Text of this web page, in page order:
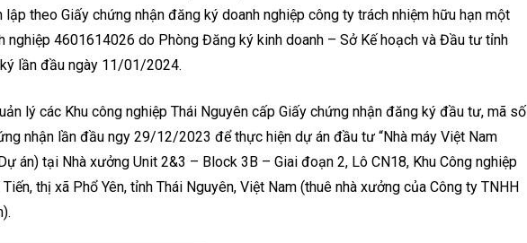
lập theo Giấy chứng nhận đăng ký doanh nghiệp công ty trách nhiệm hữu hạn một
nghiệp 4601614026 do Phòng Đăng ký kinh doanh – Sở Kế hoạch và Đầu tư tỉnh
lần đầu ngày 11/01/2024.
lý các Khu công nghiệp Thái Nguyên cấp Giấy chứng nhận đăng ký đầu tư, mã số
nhận lần đầu ngy 29/12/2023 để thực hiện dự án đầu tư “Nhà máy Việt Nam
án) tại Nhà xưởng Unit 2&3 – Block 3B – Giai đoạn 2, Lô CN18, Khu Công nghiệp
thị xã Phổ Yên, tỉnh Thái Nguyên, Việt Nam (thuê nhà xưởng của Công ty TNHH